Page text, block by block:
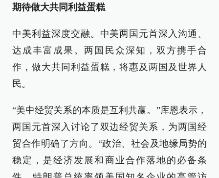
期待做大共同利益蛋糕
中美利益深度交融。中美两国元首深入沟通、
达成丰富成果。两国民众深知，双方携手合
作，做大共同利益蛋糕，将惠及两国及世界人
民。
“美中经贸关系的本质是互利共赢。”库恩表示，
两国元首深入讨论了双边经贸关系，为两国经
贸合作明确了方向。“政治、社会及地缘局势的
稳定，是经济发展和商业合作落地的必备条